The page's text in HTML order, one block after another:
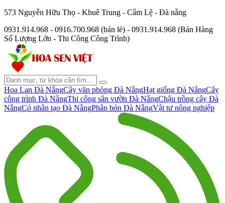
573 Nguyễn Hữu Thọ - Khuê Trung - Cẩm Lệ - Đà nẵng
0931.914.968 - 0916.700.968 (bán lẻ) - 0931.914.968 (Bán Hàng
Số Lượng Lớn - Thi Công Công Trình)
Hoa Lan Đà NẵngCây văn phòng Đà NẵngHạt giống Đà NẵngCây
công trình Đà NẵngThi công sân vườn Đà NẵngChậu trồng cây Đà
NẵngCỏ nhân tạo Đà NẵngPhân bón Đà NẵngVật tư nông nghiệp